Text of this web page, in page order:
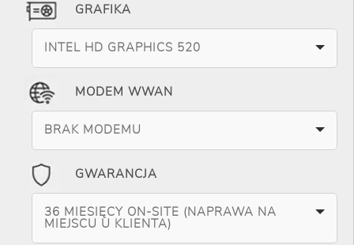
GRAFIKA
INTEL HD GRAPHICS 520
MODEM WWAN
BRAK MODEMU
GWARANCJA
36 MIESIĘCY ON-SITE (NAPRAWA NA
MIEJSCU U KLIENTA)